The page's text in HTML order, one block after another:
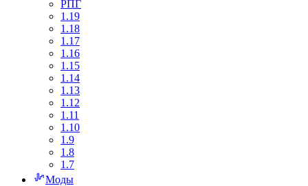
РПГ
1.19
1.18
1.17
1.16
1.15
1.14
1.13
1.12
1.11
1.10
1.9
1.8
1.7
Моды